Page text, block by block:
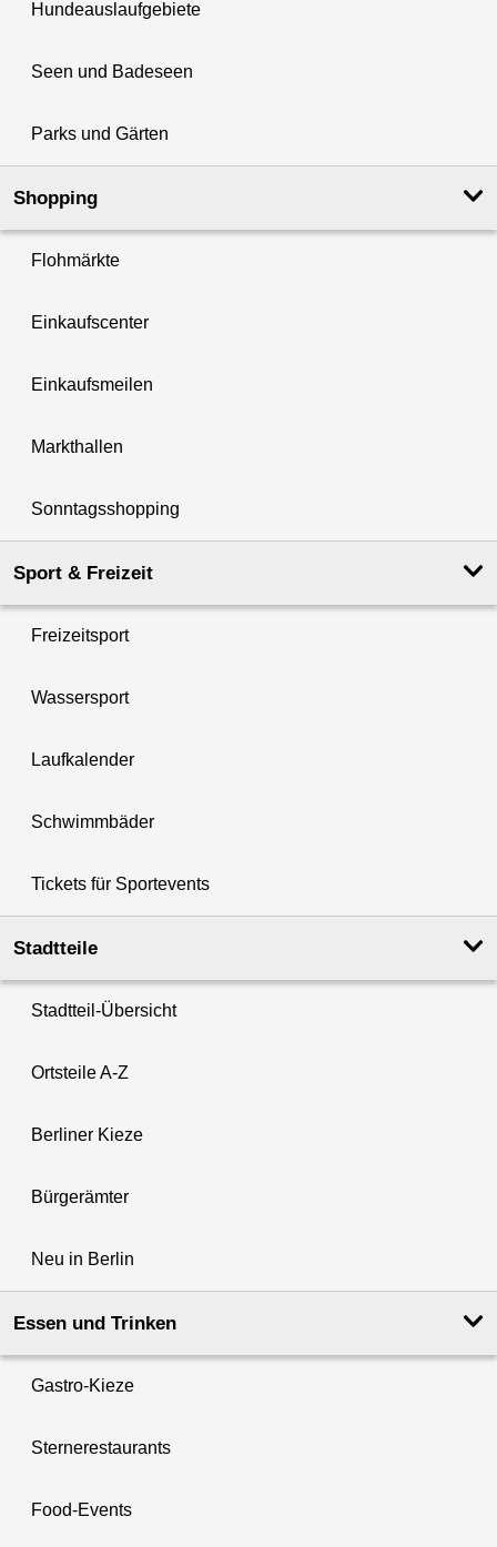
Hundeauslaufgebiete
Seen und Badeseen
Parks und Gärten
Shopping
Flohmärkte
Einkaufscenter
Einkaufsmeilen
Markthallen
Sonntagsshopping
Sport & Freizeit
Freizeitsport
Wassersport
Laufkalender
Schwimmbäder
Tickets für Sportevents
Stadtteile
Stadtteil-Übersicht
Ortsteile A-Z
Berliner Kieze
Bürgerämter
Neu in Berlin
Essen und Trinken
Gastro-Kieze
Sternerestaurants
Food-Events